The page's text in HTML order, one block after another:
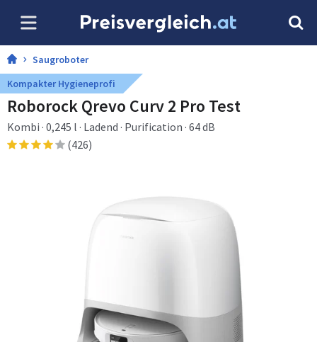
Saugroboter
Kompakter Hygieneprofi
Roborock Qrevo Curv 2 Pro Test
Kombi · 0,245 l · Ladend · Purification · 64 dB
(426)